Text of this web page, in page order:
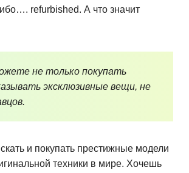
refurbished. А что значит
не только покупать
эксклюзивные вещи, не
и покупать престижные модели
техники в мире. Хочешь